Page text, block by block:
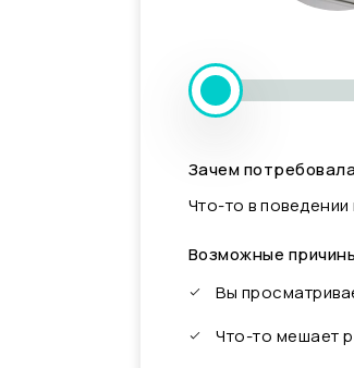
Зачем
Что-то в
Возможные
Вы
Что-то мешает